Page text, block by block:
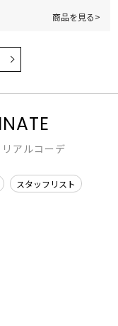
商品を見る>
アルコーデ
スタッフリスト